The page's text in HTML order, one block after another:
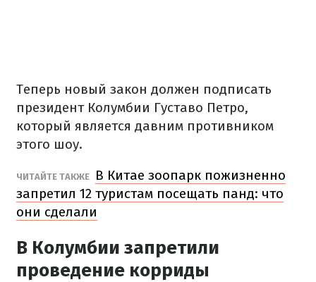
Теперь новый закон должен подписать
президент Колумбии Густаво Петро,
который является давним противником
этого шоу.
ЧИТАЙТЕ ТАКЖЕ
В Китае зоопарк пожизненно
запретил 12 туристам посещать панд: что
они сделали
В Колумбии запретили
проведение корриды